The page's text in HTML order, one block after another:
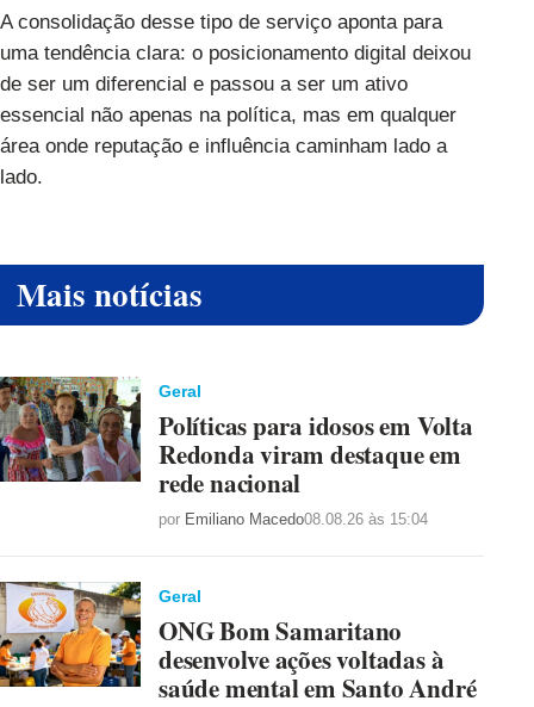
A consolidação desse tipo de serviço aponta para
uma tendência clara: o posicionamento digital deixou
de ser um diferencial e passou a ser um ativo
essencial não apenas na política, mas em qualquer
área onde reputação e influência caminham lado a
lado.
Mais notícias
Geral
Políticas para idosos em Volta
Redonda viram destaque em
rede nacional
por Emiliano Macedo08.08.26 às 15:04
Geral
ONG Bom Samaritano
desenvolve ações voltadas à
saúde mental em Santo André